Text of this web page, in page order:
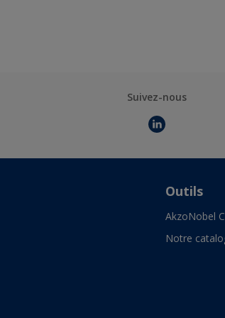
Suivez-nous
Outils
AkzoNobel
Notre